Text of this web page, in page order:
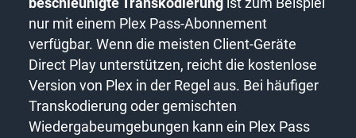
nur mit einem Plex Pass-Abonnement
verfügbar. Wenn die meisten Client-Geräte
Direct Play unterstützen, reicht die kostenlose
Version von Plex in der Regel aus. Bei häufiger
Transkodierung oder gemischten
Wiedergabeumgebungen kann ein Plex Pass